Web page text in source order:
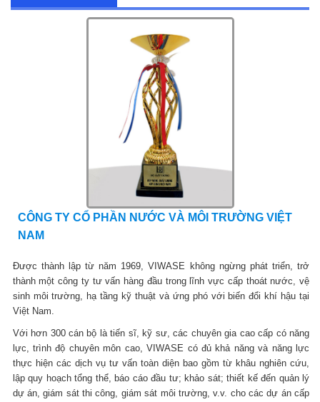
CÔNG TY CỔ PHẦN NƯỚC VÀ MÔI TRƯỜNG VIỆT
NAM
Được thành lập từ năm 1969, VIWASE không ngừng phát triển, trở
thành một công ty tư vấn hàng đầu trong lĩnh vực cấp thoát nước, vệ
sinh môi trường, hạ tầng kỹ thuật và ứng phó với biến đổi khí hậu tại
Việt Nam.
Với hơn 300 cán bộ là tiến sĩ, kỹ sư, các chuyên gia cao cấp có năng
lực, trình độ chuyên môn cao, VIWASE có đủ khả năng và năng lực
thực hiện các dịch vụ tư vấn toàn diện bao gồm từ khâu nghiên cứu,
lập quy hoạch tổng thể, báo cáo đầu tư; khảo sát; thiết kế đến quản lý
dự án, giám sát thi công, giám sát môi trường, v.v. cho các dự án cấp